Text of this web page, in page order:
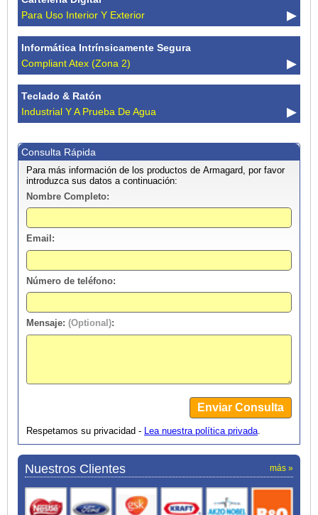
Para Uso Interior Y Exterior
Informática Intrínsicamente Segura
Compliant Atex (zona 2)
Teclado & Ratón
Industrial Y A Prueba De Agua
Consulta Rápida
Para más información de los productos de Armagard, por favor
introduzca sus datos a continuación:
Nombre Completo:
Email:
Número de teléfono:
Mensaje: (Optional):
Respetamos su privacidad - Lea nuestra política privada
más »
Nuestros Clientes